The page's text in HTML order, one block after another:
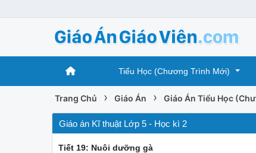
Tiểu Học (Chương Trình Mới)
Trang Chủ › Giáo Án › Giáo Án Tiểu Học
Giáo án Kĩ thuật Lớp 5 - Học kì 2
Tiết 19: Nuôi dưỡng gà